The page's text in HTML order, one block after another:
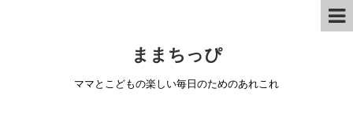
ままちっぴ
ママとこどもの楽しい毎日のためのあれこれ